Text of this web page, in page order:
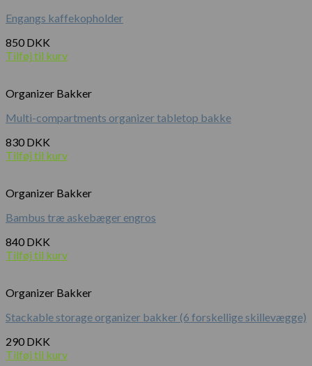
Engangs kaffekopholder
850 DKK
Tilføj til kurv
Organizer Bakker
Multi-compartments organizer tabletop bakke
830 DKK
Tilføj til kurv
Organizer Bakker
Bambus træ askebæger engros
840 DKK
Tilføj til kurv
Organizer Bakker
Stackable storage organizer bakker (6 forskellige skillevægge)
290 DKK
Tilføj til kurv